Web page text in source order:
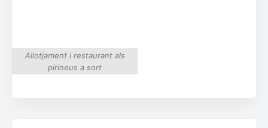
Allotjament i restaurant als
pirineus a sort